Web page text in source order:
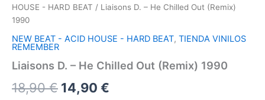
HOUSE - HARD BEAT / Liaisons D. – He Chilled Out (Remix)
1990
NEW BEAT - ACID HOUSE - HARD BEAT, TIENDA VINILOS
REMEMBER
Liaisons D. – He Chilled Out (Remix) 1990
18,90€ El
14,90 €